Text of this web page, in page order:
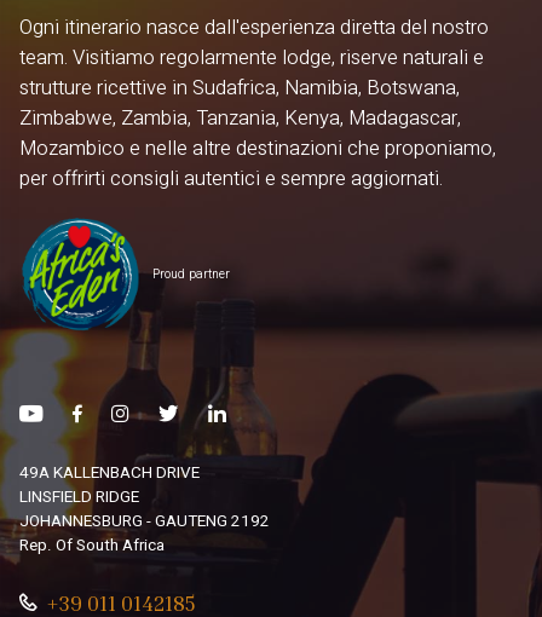
Ogni itinerario nasce dall'esperienza diretta del nostro
team. Visitiamo regolarmente lodge, riserve naturali e
strutture ricettive in Sudafrica, Namibia, Botswana,
Zimbabwe, Zambia, Tanzania, Kenya, Madagascar,
Mozambico e nelle altre destinazioni che proponiamo,
per offrirti consigli autentici e sempre aggiornati.
Proud partner
49A KALLENBACH DRIVE
LINSFIELD RIDGE
JOHANNESBURG - GAUTENG 2192
Rep. Of South Africa
+39 011 0142185